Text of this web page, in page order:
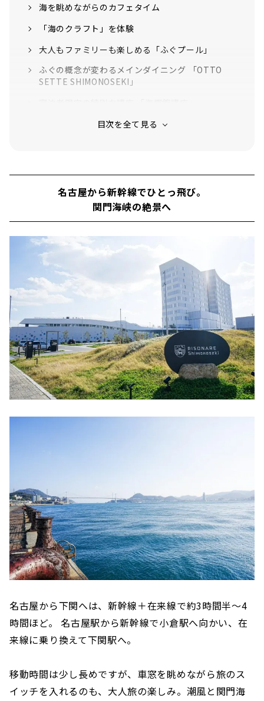
海を眺めながらのカフェタイム
「海のクラフト」を体験
大人もファミリーも楽しめる「ふぐプール」
ふぐの概念が変わるメインダイニング 「OTTO
SETTE SHIMONOSEKI」
夜景を楽しみながらバータイム 「海峡ナイトラウ
名古屋から新幹線でひとっ飛び。
関門海峡の絶景へ
名古屋から下関へは、新幹線＋在来線で約3時間半〜4
時間ほど。 名古屋駅から新幹線で小倉駅へ向かい、在
来線に乗り換えて下関駅へ。
移動時間は少し長めですが、車窓を眺めながら旅のス
イッチを入れるのも、大人旅の楽しみ。潮風と関門海